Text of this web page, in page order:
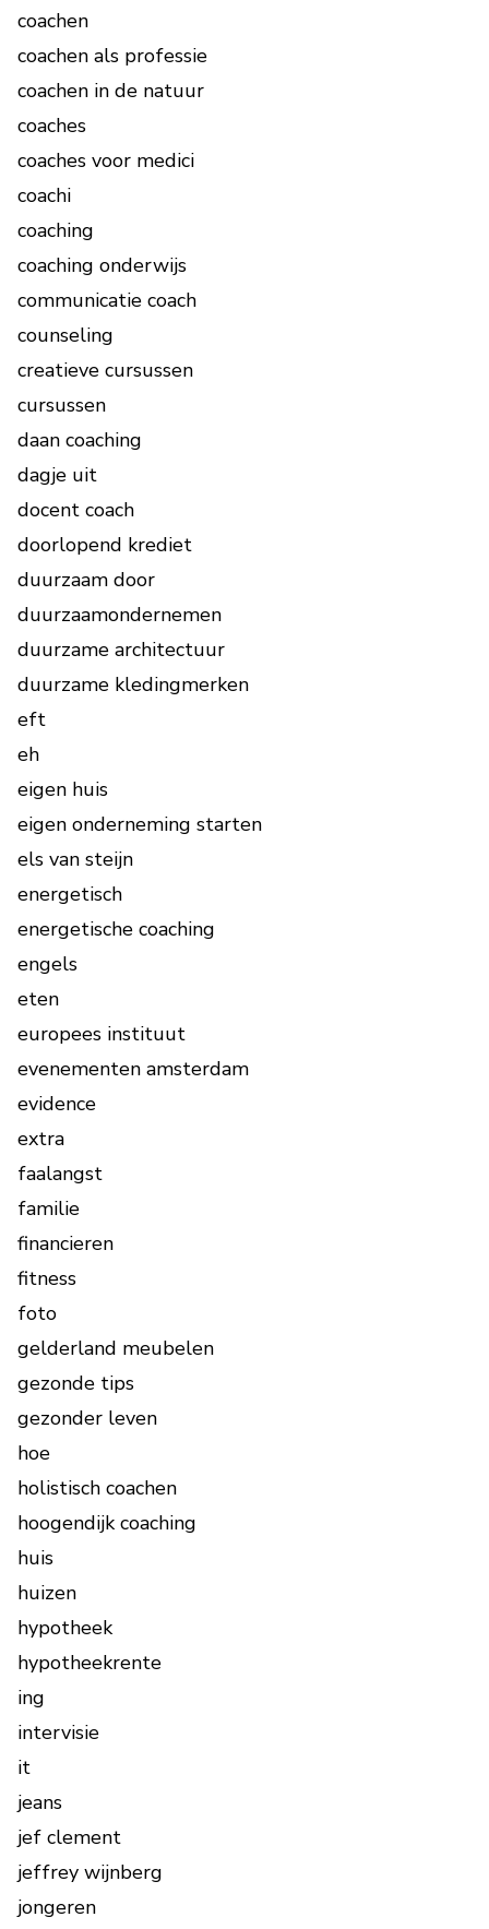
coachen
coachen als professie
coachen in de natuur
coaches
coaches voor medici
coachi
coaching
coaching onderwijs
communicatie coach
counseling
creatieve cursussen
cursussen
daan coaching
dagje uit
docent coach
doorlopend krediet
duurzaam door
duurzaamondernemen
duurzame architectuur
duurzame kledingmerken
eft
eh
eigen huis
eigen onderneming starten
els van steijn
energetisch
energetische coaching
engels
eten
europees instituut
evenementen amsterdam
evidence
extra
faalangst
familie
financieren
fitness
foto
gelderland meubelen
gezonde tips
gezonder leven
hoe
holistisch coachen
hoogendijk coaching
huis
huizen
hypotheek
hypotheekrente
ing
intervisie
it
jeans
jef clement
jeffrey wijnberg
jongeren